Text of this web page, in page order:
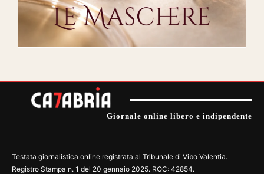
Giornale online libero e indipendente
Testata giornalistica online registrata al Tribunale di Vibo Valentia.
Registro Stampa n. 1 del 20 gennaio 2025. ROC: 42854.